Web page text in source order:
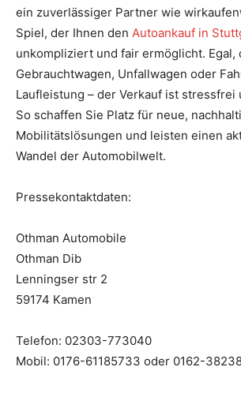
ein zuverlässiger Partner wie
Spiel, der Ihnen den Autoankauf in
unkompliziert und fair ermöglicht. Egal,
Gebrauchtwagen, Unfallwagen oder
Laufleistung – der Verkauf ist stressfrei
So schaffen Sie Platz für neue,
Mobilitätslösungen und leisten einen
Wandel der Automobilwelt.
Pressekontaktdaten:
Othman Automobile
Othman Dib
Lenningser str 2
59174 Kamen
Telefon: 02303-773040
Mobil: 0176-61185733 oder 0162-